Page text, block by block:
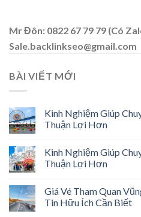
Mr Đôn: 0822 67 79 79 (Có
Sale.backlinkseo@gmail.com
BÀI VIẾT MỚI
Kinh Nghiệm Giúp
Thuận Lợi Hơn
Kinh Nghiệm Giúp
Thuận Lợi Hơn
Giá Vé Tham Quan
Tin Hữu Ích Cần Biết